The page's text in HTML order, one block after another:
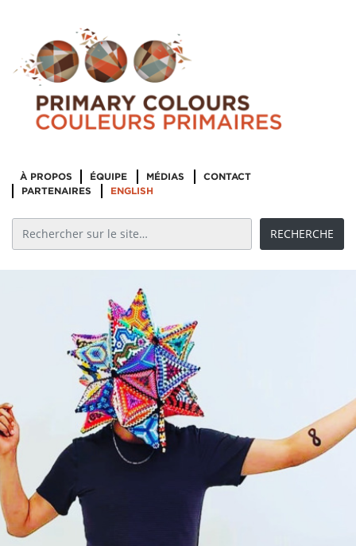
À PROPOS ÉQUIPE MÉDIAS
CONTACT
PARTENAIRES
ENGLISH